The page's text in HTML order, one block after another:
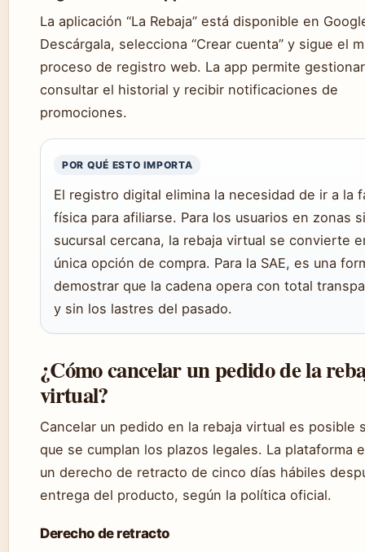
La aplicación “La Rebaja” está disponible en
Descárgala, selecciona “Crear cuenta” y sigue el
proceso de registro web. La app permite
consultar el historial y recibir notificaciones de
promociones.
POR QUÉ ESTO IMPORTA
El registro digital elimina la necesidad de ir a la
física para afiliarse. Para los usuarios en zonas
sucursal cercana, la rebaja virtual se convierte
única opción de compra. Para la SAE, es una
demostrar que la cadena opera con total
y sin los lastres del pasado.
¿Cómo cancelar un pedido de la
virtual?
Cancelar un pedido en la rebaja virtual es posible
que se cumplan los plazos legales. La plataforma
un derecho de retracto de cinco días hábiles
entrega del producto, según la política oficial.
Derecho de retracto